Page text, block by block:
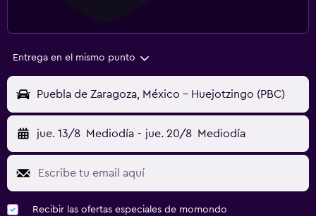
Entrega en el mismo punto
Puebla de Zaragoza, México - Huejotzingo (PBC)
jue. 13/8 Mediodía - jue. 20/8 Mediodía
Recibir las ofertas especiales de momondo